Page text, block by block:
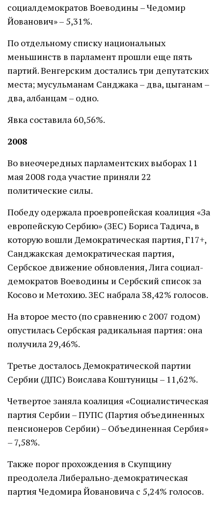
социалдемократов Воеводины – Чедомир
Йованович» – 5,31%.
По отдельному списку национальных
меньшинств в парламент прошли еще пять
партий. Венгерским достались три депутатских
места; мусульманам Санджака – два, цыганам –
два, албанцам – одно.
Явка составила 60,56%.
2008
Во внеочередных парламентских выборах 11
мая 2008 года участие приняли 22
политические силы.
Победу одержала проевропейская коалиция «За
европейскую Сербию» (ЗЕС) Бориса Тадича, в
которую вошли Демократическая партия, Г17+,
Санджакская демократическая партия,
Сербское движение обновления, Лига социал-
демократов Воеводины и Сербский список за
Косово и Метохию. ЗЕС набрала 38,42% голосов.
На второе место (по сравнению с 2007 годом)
опустилась Сербская радикальная партия: она
получила 29,46%.
Третье досталось Демократической партии
Сербии (ДПС) Воислава Коштуницы – 11,62%.
Четвертое заняла коалиция «Социалистическая
партия Сербии – ПУПС (Партия объединенных
пенсионеров Сербии) – Объединенная Сербия»
– 7,58%.
Также порог прохождения в Скупщину
преодолела Либерально-демократическая
партия Чедомира Йовановича с 5,24% голосов.